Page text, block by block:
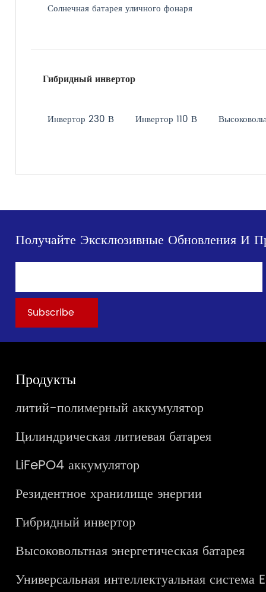
Солнечная батарея уличного фонаря
Гибридный инвертор
Инвертор 230 В Инвертор 110 В
Получайте Эксклюзивные Обновления И
Продукты
литий-полимерный аккумулятор
Цилиндрическая литиевая батарея
LiFePO4 аккумулятор
Резидентное хранилище энергии
Гибридный инвертор
Высоковольтная энергетическая батарея
Универсальная интеллектуальная система